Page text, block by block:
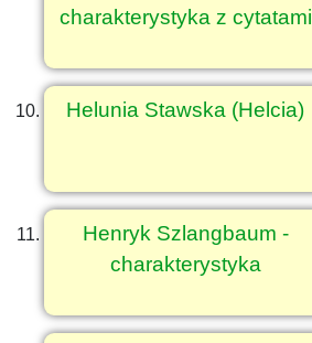
charakterystyka z cytatami
Helunia Stawska (Helcia)
Henryk Szlangbaum -
charakterystyka